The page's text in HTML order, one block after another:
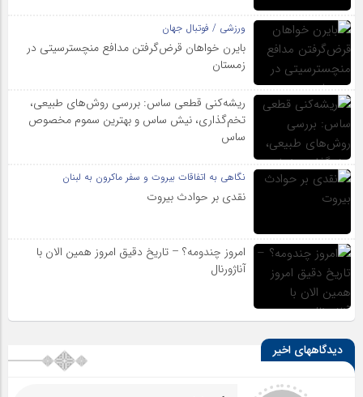
ورزشی / فوتبال جهان
بایرن خواهان قرض‌گرفتن مدافع منچسترسیتی در
زمستان
ریشه‌کنی قطعی ساس: بررسی روش‌های طبیعی،
تخم‌گذاری، نیش ساس و بهترین سموم مخصوص
ساس
نگاهی به اتفاقات بیروت و سفر ماکرون به لبنان
نقدی بر حوادث بیروت
امروز چندومه؟ – تاریخ دقیق امروز همین الان با
آناژورنال
دیدگاههای اخیر